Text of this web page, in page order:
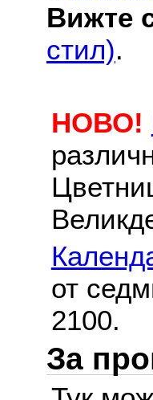
Вижте
стил).
НОВО!
от
2100.
За